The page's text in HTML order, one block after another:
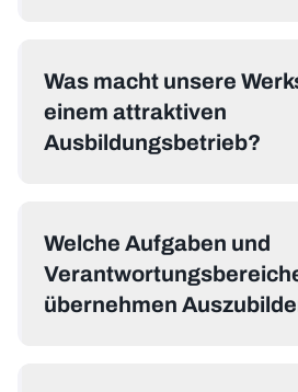
Was macht unsere
einem attraktiven
Ausbildungsbetrieb?
Welche Aufgaben und
übernehmen